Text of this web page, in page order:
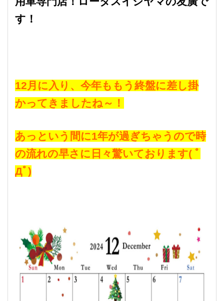
す！
12月に入り、今年ももう終盤に差し掛
かってきましたね～！
あっという間に1年が過ぎちゃうので時
の流れの早さに日々驚いております( ﾟ
Дﾟ)